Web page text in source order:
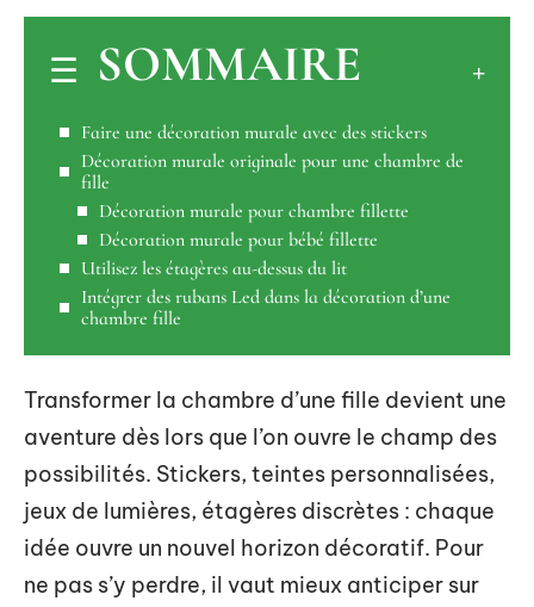
SOMMAIRE
Faire une décoration murale avec des stickers
Décoration murale originale pour une chambre de
fille
Décoration murale pour chambre fillette
Décoration murale pour bébé fillette
Utilisez les étagères au-dessus du lit
Intégrer des rubans Led dans la décoration d’une
chambre fille
Transformer la chambre d’une fille devient une
aventure dès lors que l’on ouvre le champ des
possibilités. Stickers, teintes personnalisées,
jeux de lumières, étagères discrètes : chaque
idée ouvre un nouvel horizon décoratif. Pour
ne pas s’y perdre, il vaut mieux anticiper sur